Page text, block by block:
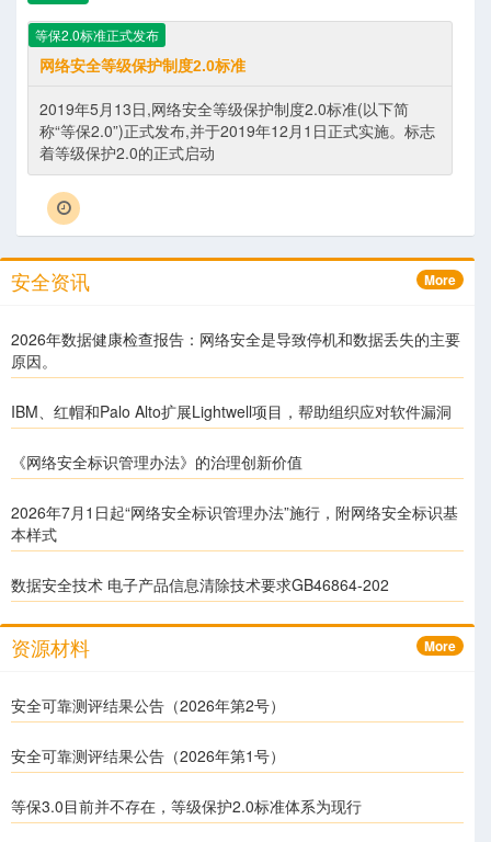
等保2.0标准正式发布
网络安全等级保护制度2.0标准
2019年5月13日,网络安全等级保护制度2.0标准(以下简
称“等保2.0”)正式发布,并于2019年12月1日正式实施。标志
着等级保护2.0的正式启动
安全资讯 More
2026年数据健康检查报告：网络安全是导致停机和数据丢失的主要
原因。
IBM、红帽和Palo Alto扩展Lightwell项目，帮助组织应对软件漏洞
《网络安全标识管理办法》的治理创新价值
2026年7月1日起“网络安全标识管理办法”施行，附网络安全标识基
本样式
数据安全技术 电子产品信息清除技术要求GB46864-202
资源材料 More
安全可靠测评结果公告（2026年第2号）
安全可靠测评结果公告（2026年第1号）
等保3.0目前并不存在，等级保护2.0标准体系为现行